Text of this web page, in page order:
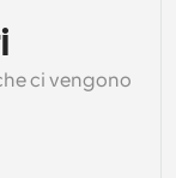
ci vengono